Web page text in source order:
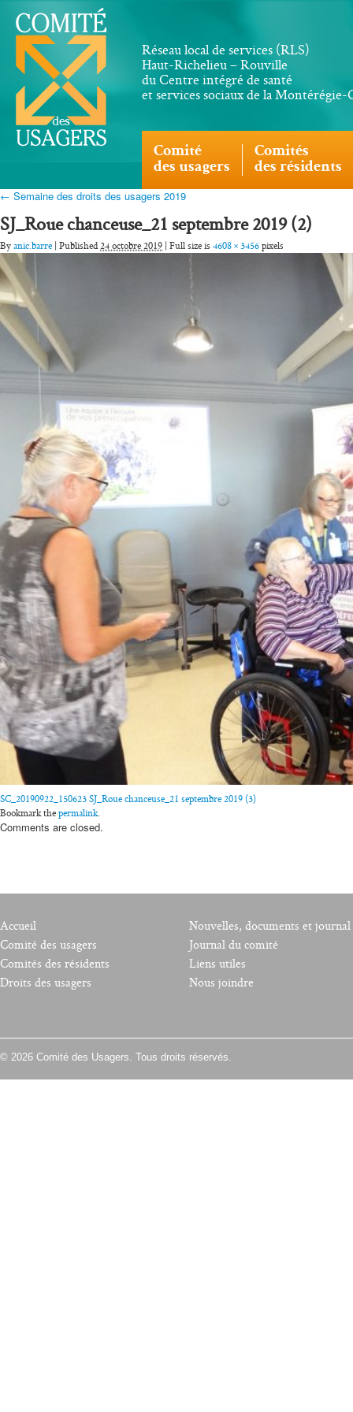
Réseau local de services (RLS)
Haut-Richelieu – Rouville
du Centre intégré de santé
et services sociaux de la
Comité
des usagers
Comités
des résidents
← Semaine des droits des usagers 2019
SJ_Roue chanceuse_21 septembre 2019 (2)
By anic.barre| Published24 octobre 2019 | Full size is 4608 × 3456 pixels
SC_20190922_150623 SJ_Roue chanceuse_21 septembre 2019 (3)
Bookmark the permalink.
Comments are closed.
Accueil
Comité des usagers
Comités des résidents
Droits des usagers
Nouvelles, documents et journal
Journal du comité
Liens utiles
Nous joindre
© 2026 Comité des Usagers. Tous droits réservés.